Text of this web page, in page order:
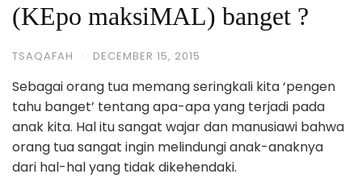
(KEpo maksiMAL) banget ?
TSAQAFAH · DECEMBER 15, 2015
Sebagai orang tua memang seringkali kita ‘pengen
tahu banget’ tentang apa-apa yang terjadi pada
anak kita. Hal itu sangat wajar dan manusiawi bahwa
orang tua sangat ingin melindungi anak-anaknya
dari hal-hal yang tidak dikehendaki.